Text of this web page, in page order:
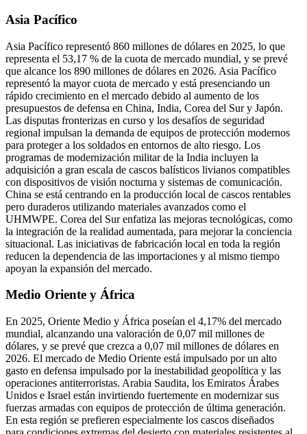
Asia Pacífico
Asia Pacífico representó 860 millones de dólares en 2025, lo que
representa el 53,17 % de la cuota de mercado mundial, y se prevé
que alcance los 890 millones de dólares en 2026. Asia Pacífico
representó la mayor cuota de mercado y está presenciando un
rápido crecimiento en el mercado debido al aumento de los
presupuestos de defensa en China, India, Corea del Sur y Japón.
Las disputas fronterizas en curso y los desafíos de seguridad
regional impulsan la demanda de equipos de protección modernos
para proteger a los soldados en entornos de alto riesgo. Los
programas de modernización militar de la India incluyen la
adquisición a gran escala de cascos balísticos livianos compatibles
con dispositivos de visión nocturna y sistemas de comunicación.
China se está centrando en la producción local de cascos rentables
pero duraderos utilizando materiales avanzados como el
UHMWPE. Corea del Sur enfatiza las mejoras tecnológicas, como
la integración de la realidad aumentada, para mejorar la conciencia
situacional. Las iniciativas de fabricación local en toda la región
reducen la dependencia de las importaciones y al mismo tiempo
apoyan la expansión del mercado.
Medio Oriente y África
En 2025, Oriente Medio y África poseían el 4,17% del mercado
mundial, alcanzando una valoración de 0,07 mil millones de
dólares, y se prevé que crezca a 0,07 mil millones de dólares en
2026. El mercado de Medio Oriente está impulsado por un alto
gasto en defensa impulsado por la inestabilidad geopolítica y las
operaciones antiterroristas. Arabia Saudita, los Emiratos Árabes
Unidos e Israel están invirtiendo fuertemente en modernizar sus
fuerzas armadas con equipos de protección de última generación.
En esta región se prefieren especialmente los cascos diseñados